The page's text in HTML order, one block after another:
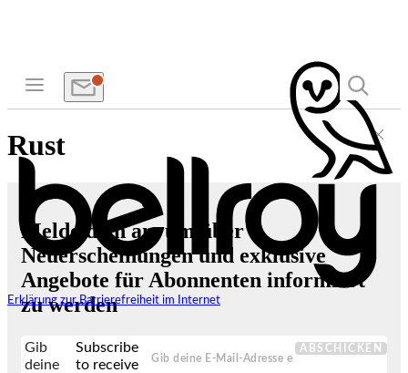
Erklärung zur Barrierefreiheit im Internet
Rust
Melde dich an, um über
Neuerscheinungen und exklusive
Angebote für Abonnenten informiert
zu werden
Gib
deine
Subscribe
to receive
ABSCHICKEN